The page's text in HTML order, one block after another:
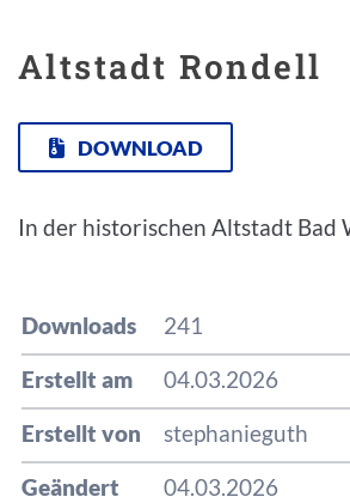
Altstadt Rondell
DOWNLOAD
In der historischen Altstadt Bad
Downloads
241
Erstellt am
04.03.2026
Erstellt von
stephanieguth
Geändert
04.03.2026